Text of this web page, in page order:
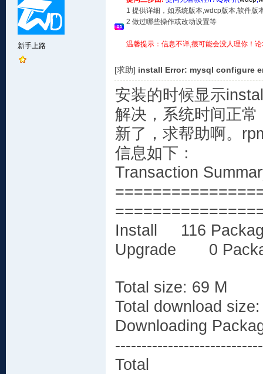
新手上路
1 提供详细，如系统版本,wdcp版本,软件版
2 做过哪些操作或改动设置等
温馨提示：信息不详,很可能会没人理你！
[求助] install Error: mysql configure
安装的时候显示
解决，系统时间正
新了，求帮助啊。
信息如下：
Transaction
Install 116
Upgrade 0
Total size: 69 M
Total download
Downloading
Total 374